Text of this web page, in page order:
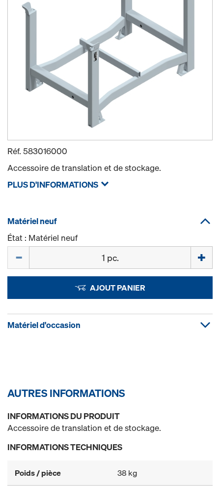
Réf. 583016000
Accessoire de translation et de stockage.
PLUS D'INFORMATIONS
Matériel neuf
État : Matériel neuf
AJOUT PANIER
Matériel d'occasion
AUTRES INFORMATIONS
INFORMATIONS DU PRODUIT
Accessoire de translation et de stockage.
INFORMATIONS TECHNIQUES
Poids / pièce 38 kg